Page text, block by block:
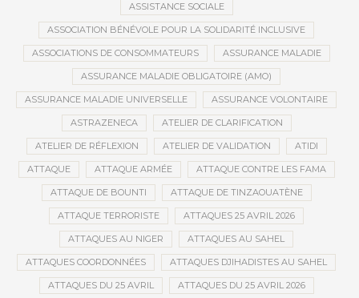
ASSISTANCE SOCIALE
ASSOCIATION BÉNÉVOLE POUR LA SOLIDARITÉ INCLUSIVE
ASSOCIATIONS DE CONSOMMATEURS ASSURANCE MALADIE
ASSURANCE MALADIE OBLIGATOIRE (AMO)
ASSURANCE MALADIE UNIVERSELLE ASSURANCE VOLONTAIRE
ASTRAZENECA ATELIER DE CLARIFICATION
ATELIER DE RÉFLEXION ATELIER DE VALIDATION ATIDI
ATTAQUE ATTAQUE ARMÉE ATTAQUE CONTRE LES FAMA
ATTAQUE DE BOUNTI ATTAQUE DE TINZAOUATÈNE
ATTAQUE TERRORISTE ATTAQUES 25 AVRIL 2026
ATTAQUES AU NIGER ATTAQUES AU SAHEL
ATTAQUES COORDONNÉES ATTAQUES DJIHADISTES AU SAHEL
ATTAQUES DU 25 AVRIL ATTAQUES DU 25 AVRIL 2026